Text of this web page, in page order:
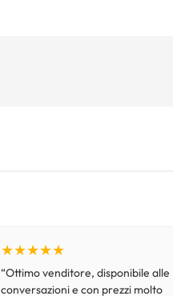
★★★★★
“Ottimo venditore, disponibile alle
conversazioni e con prezzi molto